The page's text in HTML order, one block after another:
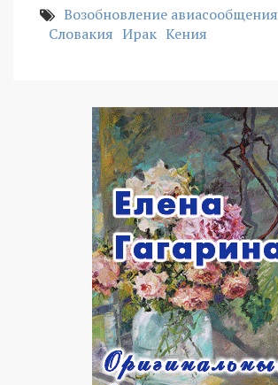
Возобновление авиасообщения
Словакия Ирак Кения